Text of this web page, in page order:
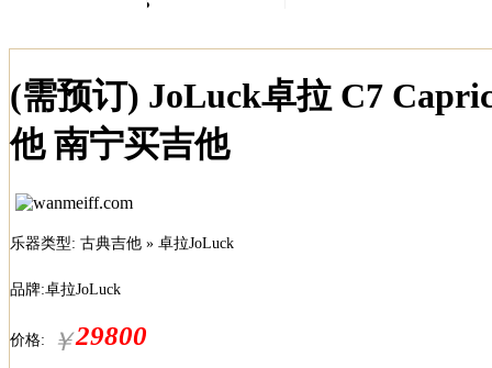
(需预订) JoLuck卓拉 C7
他 南宁买吉他
乐器类型: 古典吉他 » 卓拉JoLuck
品牌:卓拉JoLuck
价格: ￥29800